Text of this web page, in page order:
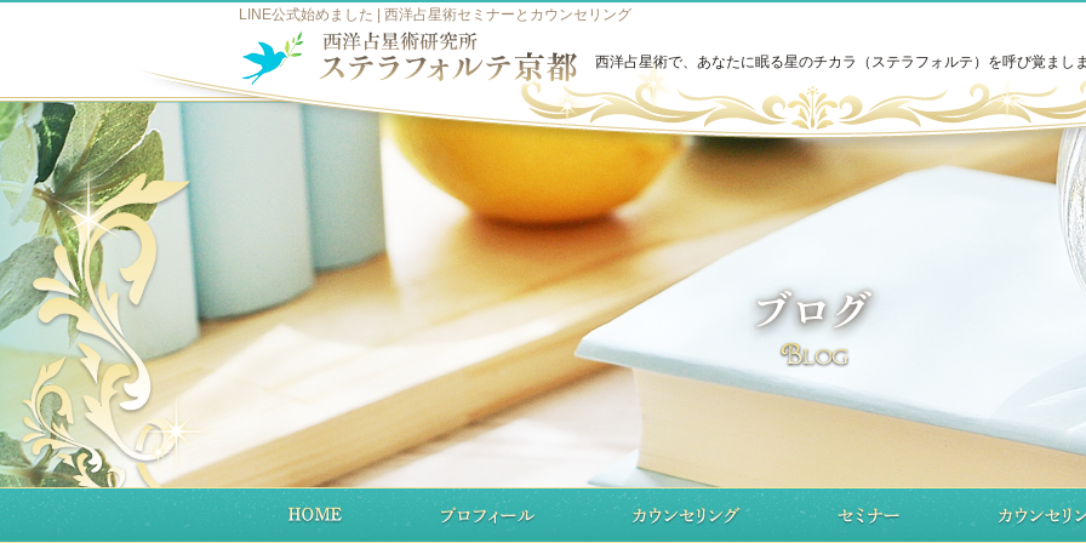
LINE公式始めました | 西洋占星術セミナーとカウンセリング
西洋占星術で、あなたに眠る星のチカラ（ステラフォルテ）を呼び覚まし